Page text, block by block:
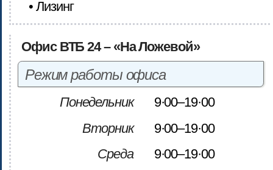
• Лизинг
Офис ВТБ 24 – «На Ложевой»
Режим работы офиса
Понедельник
9·00–19·00
Вторник
9·00–19·00
Среда
9·00–19·00